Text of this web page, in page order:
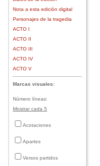
Nota a esta edición digital
Personajes de la tragedia
ACTO I
ACTO II
ACTO III
ACTO IV
ACTO V
Marcas visuales:
Número líneas:
Mostrar cada 5
Acotaciones
Apartes
Versos partidos